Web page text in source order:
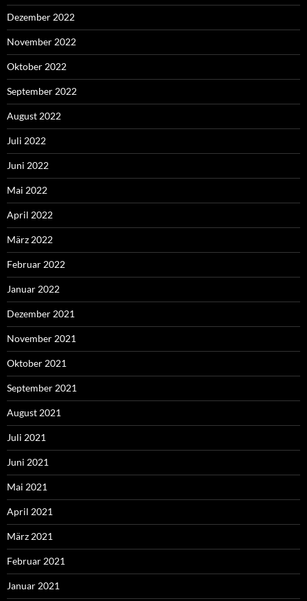
Dezember 2022
November 2022
Oktober 2022
September 2022
August 2022
Juli 2022
Juni 2022
Mai 2022
April 2022
März 2022
Februar 2022
Januar 2022
Dezember 2021
November 2021
Oktober 2021
September 2021
August 2021
Juli 2021
Juni 2021
Mai 2021
April 2021
März 2021
Februar 2021
Januar 2021